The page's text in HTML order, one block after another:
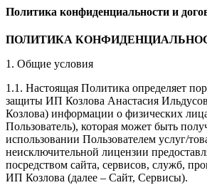
Политика конфиденциальности и
ПОЛИТИКА
1. Общие условия
1.1. Настоящая Политика определяет
защиты ИП Козлова Анастасия
Козлова) информации о физических
Пользователь), которая может быть
использовании Пользователем услуг/
неисключительной лицензии
посредством сайта, сервисов, служб,
ИП Козлова (далее – Сайт, Сервисы).